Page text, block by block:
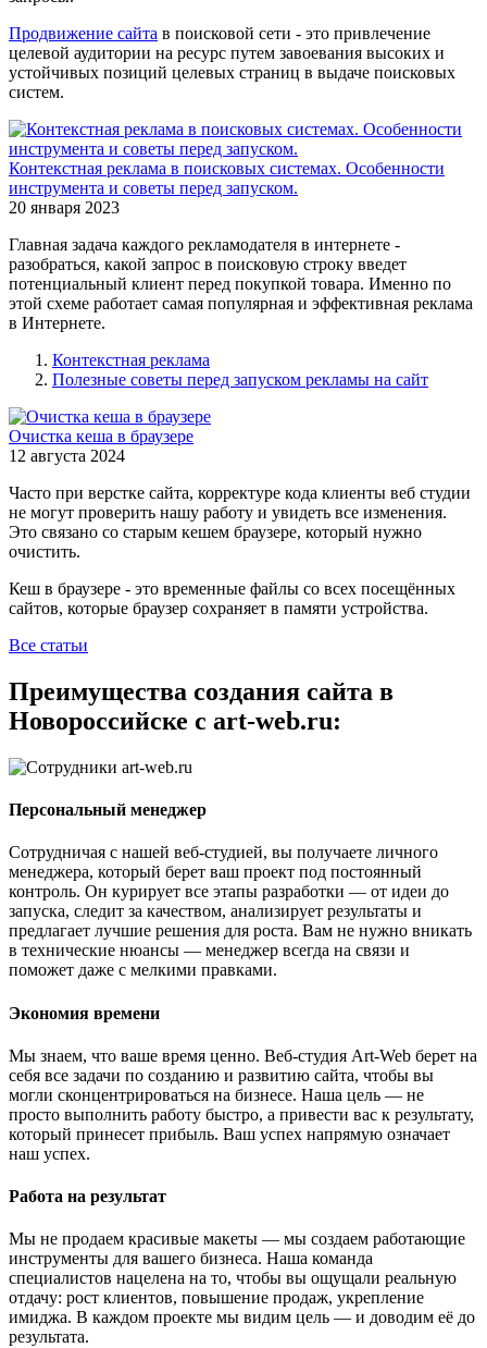
Продвижение сайта в поисковой сети - это привлечение
целевой аудитории на ресурс путем завоевания высоких и
устойчивых позиций целевых страниц в выдаче поисковых
систем.
Контекстная реклама в поисковых системах. Особенности
инструмента и советы перед запуском.
20 января 2023
Главная задача каждого рекламодателя в интернете -
разобраться, какой запрос в поисковую строку введет
потенциальный клиент перед покупкой товара. Именно по
этой схеме работает самая популярная и эффективная реклама
в Интернете.
Контекстная реклама
Полезные советы перед запуском рекламы на сайт
Очистка кеша в браузере
12 августа 2024
Часто при верстке сайта, корректуре кода клиенты веб студии
не могут проверить нашу работу и увидеть все изменения.
Это связано со старым кешем браузере, который нужно
очистить.
Кеш в браузере - это временные файлы со всех посещённых
сайтов, которые браузер сохраняет в памяти устройства.
Все статьи
Преимущества создания сайта в
Новороссийске с art-web.ru:
Персональный менеджер
Сотрудничая с нашей веб-студией, вы получаете личного
менеджера, который берет ваш проект под постоянный
контроль. Он курирует все этапы разработки — от идеи до
запуска, следит за качеством, анализирует результаты и
предлагает лучшие решения для роста. Вам не нужно вникать
в технические нюансы — менеджер всегда на связи и
поможет даже с мелкими правками.
Экономия времени
Мы знаем, что ваше время ценно. Веб-студия Art-Web берет на
себя все задачи по созданию и развитию сайта, чтобы вы
могли сконцентрироваться на бизнесе. Наша цель — не
просто выполнить работу быстро, а привести вас к результату,
который принесет прибыль. Ваш успех напрямую означает
наш успех.
Работа на результат
Мы не продаем красивые макеты — мы создаем работающие
инструменты для вашего бизнеса. Наша команда
специалистов нацелена на то, чтобы вы ощущали реальную
отдачу: рост клиентов, повышение продаж, укрепление
имиджа. В каждом проекте мы видим цель — и доводим её до
результата.